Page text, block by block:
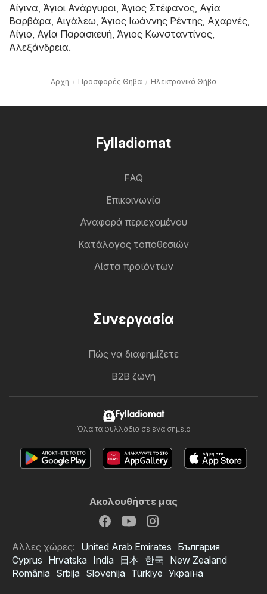
Αίγινα, Άγιοι Ανάργυροι, Άγιος Στέφανος, Αγία
Βαρβάρα, Αιγάλεω, Άγιος Ιωάννης Ρέντης, Αχαρνές,
Αίγιο, Αγία Παρασκευή, Άγιος Κωνσταντίνος,
Αλεξάνδρεια.
Αρχή Προσφορές Θήβα Hλεκτρονικά Θήβα
Fylladiomat
FAQ
Επικοινωνία
Αναφορά περιεχομένου
Κατάλογος τοποθεσιών
Λίστα προϊόντων
Συνεργασία
Πώς να διαφημίζετε
B2B ζώνη
Fylladiomat
Όλα τα φυλλάδια σε ένα σημείο
Ακολουθήστε μας
Αλλες χώρες: United Arab Emirates България
Cyprus Hrvatska India 日本 한국 New Zealand
România Srbija Slovenija Türkiye Україна